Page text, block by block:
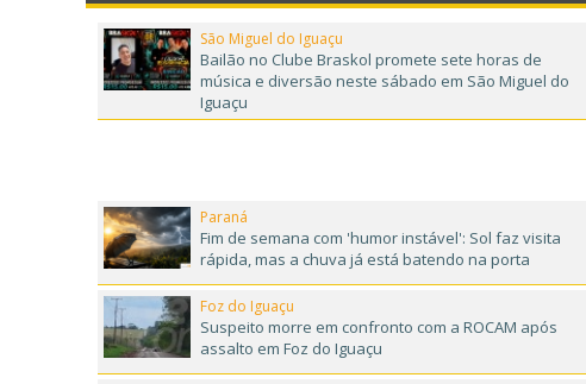
São Miguel do Iguaçu
Bailão no Clube Braskol promete sete horas de
música e diversão neste sábado em São Miguel do
Iguaçu
Paraná
Fim de semana com 'humor instável': Sol faz visita
rápida, mas a chuva já está batendo na porta
Foz do Iguaçu
Suspeito morre em confronto com a ROCAM após
assalto em Foz do Iguaçu